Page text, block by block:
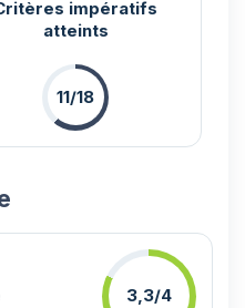
impératifs
atteints
11/18
3,3/4